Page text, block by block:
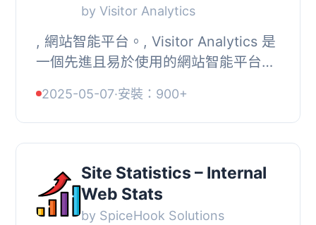
by Visitor Analytics
, 網站智能平台。, Visitor Analytics 是
一個先進且易於使用的網站智能平台，
能。, 憑藉三個洞察力的類別-網站統
計、訪客行...
2025-05-07·安裝：900+
Site Statistics – Internal
Web Stats
by SpiceHook Solutions